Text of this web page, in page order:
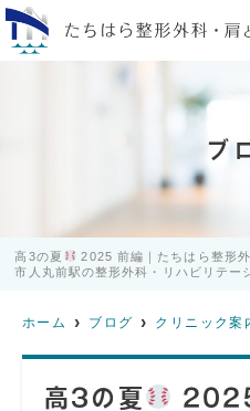
ブ
高3の夏
2025 前編｜たちはら整形
市人丸前駅の整形外科・リハビリテー
ホーム ブログ クリニック案
高3の夏